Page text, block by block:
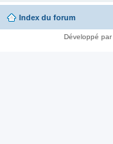
Index du forum
Développé par